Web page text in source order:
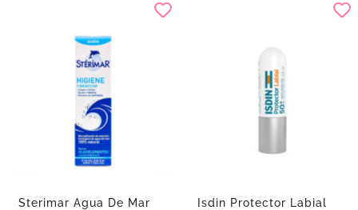
Sterimar Agua De Mar
Isdin Protector Labial